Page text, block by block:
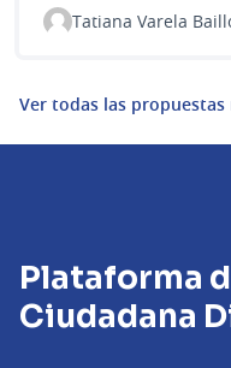
Tatiana Varela
Ver todas las
Plataforma
Ciudadana